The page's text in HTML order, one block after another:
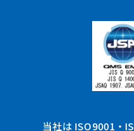
当社は ISO9001・